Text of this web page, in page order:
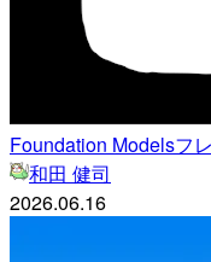
Foundation Modelsフ
和田 健司
2026.06.16